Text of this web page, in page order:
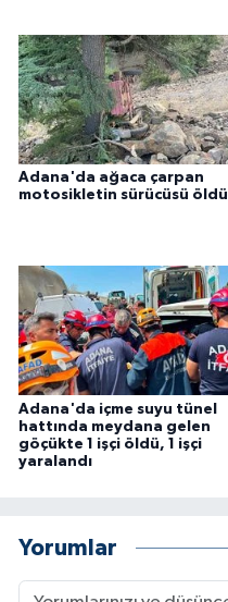
Adana'da ağaca çarpan
motosikletin sürücüsü öldü
Adana'da içme suyu tünel
hattında meydana gelen
göçükte 1 işçi öldü, 1 işçi
yaralandı
Yorumlar